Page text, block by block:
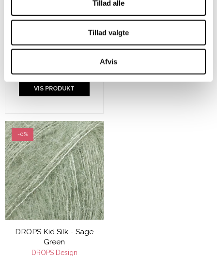
Tillad alle
Tillad valgte
Afvis
Karen Klarbæk 8/4 -
20,00 DKK
VIS PRODUKT
-0%
DROPS Kid Silk - Sage
Green
DROPS Design